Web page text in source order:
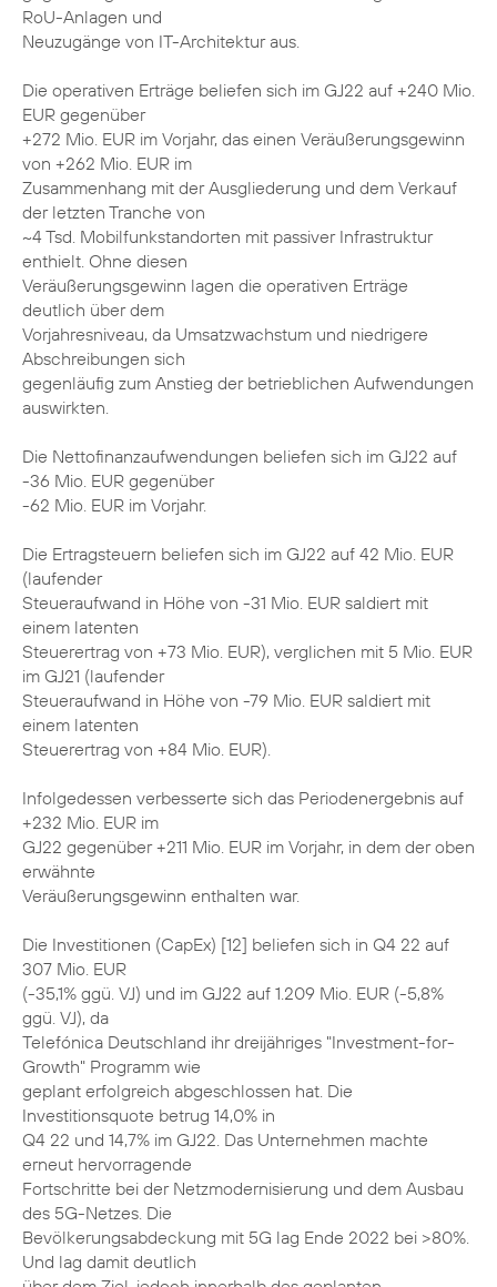
RoU-Anlagen und
Neuzugänge von IT-Architektur aus.
Die operativen Erträge beliefen sich im GJ22 auf +240 Mio.
EUR gegenüber
+272 Mio. EUR im Vorjahr, das einen Veräußerungsgewinn
von +262 Mio. EUR im
Zusammenhang mit der Ausgliederung und dem Verkauf
der letzten Tranche von
~4 Tsd. Mobilfunkstandorten mit passiver Infrastruktur
enthielt. Ohne diesen
Veräußerungsgewinn lagen die operativen Erträge
deutlich über dem
Vorjahresniveau, da Umsatzwachstum und niedrigere
Abschreibungen sich
gegenläufig zum Anstieg der betrieblichen Aufwendungen
auswirkten.
Die Nettofinanzaufwendungen beliefen sich im GJ22 auf
-36 Mio. EUR gegenüber
-62 Mio. EUR im Vorjahr.
Die Ertragsteuern beliefen sich im GJ22 auf 42 Mio. EUR
(laufender
Steueraufwand in Höhe von -31 Mio. EUR saldiert mit
einem latenten
Steuerertrag von +73 Mio. EUR), verglichen mit 5 Mio. EUR
im GJ21 (laufender
Steueraufwand in Höhe von -79 Mio. EUR saldiert mit
einem latenten
Steuerertrag von +84 Mio. EUR).
Infolgedessen verbesserte sich das Periodenergebnis auf
+232 Mio. EUR im
GJ22 gegenüber +211 Mio. EUR im Vorjahr, in dem der oben
erwähnte
Veräußerungsgewinn enthalten war.
Die Investitionen (CapEx) [12] beliefen sich in Q4 22 auf
307 Mio. EUR
(-35,1% ggü. VJ) und im GJ22 auf 1.209 Mio. EUR (-5,8%
ggü. VJ), da
Telefónica Deutschland ihr dreijähriges "Investment-for-
Growth" Programm wie
geplant erfolgreich abgeschlossen hat. Die
Investitionsquote betrug 14,0% in
Q4 22 und 14,7% im GJ22. Das Unternehmen machte
erneut hervorragende
Fortschritte bei der Netzmodernisierung und dem Ausbau
des 5G-Netzes. Die
Bevölkerungsabdeckung mit 5G lag Ende 2022 bei >80%.
Und lag damit deutlich